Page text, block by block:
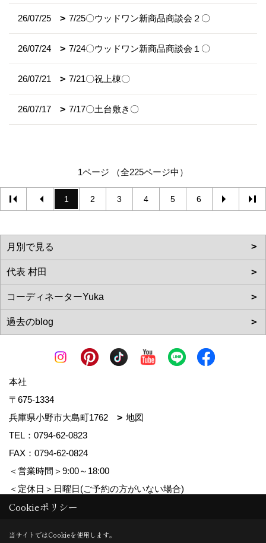
26/07/25 7/25〇ウッドワン新商品商談会２〇
26/07/24 7/24〇ウッドワン新商品商談会１〇
26/07/21 7/21〇祝上棟〇
26/07/17 7/17〇土台敷き〇
1ページ （全225ページ中）
1 2 3 4 5 6
本社
〒675-1334
兵庫県小野市大島町1762
地図
TEL： 0794-62-0823
FAX：0794-62-0824
＜営業時間＞9:00～18:00
＜定休日＞日曜日(ご予約の方がいない場合)
Copyright (c) MDhomes. All Rights Reserved.
Cookieポリシー
当サイトではCookieを使用します。